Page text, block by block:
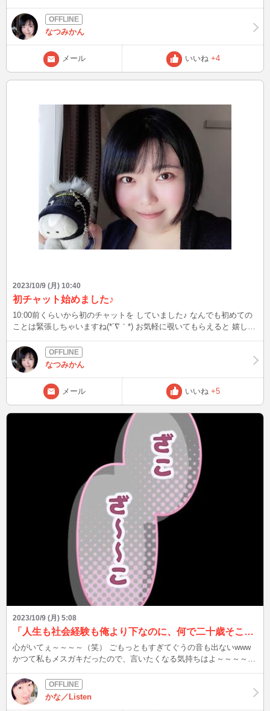
感情にたくさんなりました(///ω///)♪ 明日は夕方頃から1時間ほどです
が できると思うのでまたチャットに ログインします。 写真貼れるよ
うになっていたので これからこっちのブログで更新していきます
のはいいけど サイズが大きくて胸元セクシーに なりすぎ問題のワン
ピースが チャットで大活躍しました♪
なつみかん
メール いいね +4
2023/10/9 (月) 10:40
初チャット始めました♪
10:00前くらいから初のチャットを していました♪ なんでも初めての
ことは緊張しちゃいますね(*´∇｀*) お気軽に覗いてもらえると 嬉しい
なつみかん
メール いいね +5
2023/10/9 (月) 5:08
「人生も社会経験も俺より下なのに、何で二十歳そこそこ(特に学生)で俺と対等だと思ってるの？」
心がいてぇ～～～～（笑） ごもっともすぎてぐうの音も出ないwww
かつて私もメスガキだったので、言いたくなる気持ちはよ～～～～～
が、経験値がないからこそ社会を、大人を舐めてました…。 社会の
厳しさも知らない、大人の苦労を知らないにもかかわらず 「うっせ
えんだよ糞ジジイ！！！口だけなら誰でも言えるんだよ！！！！」
かな／Listen